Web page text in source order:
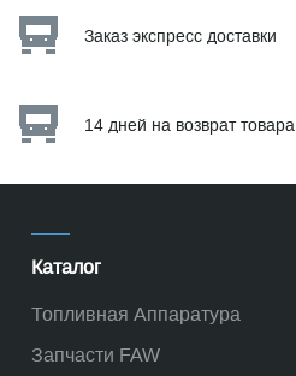
Заказ экспресс доставки
14 дней на возврат товара
Каталог
Топливная Аппаратура
Запчасти FAW